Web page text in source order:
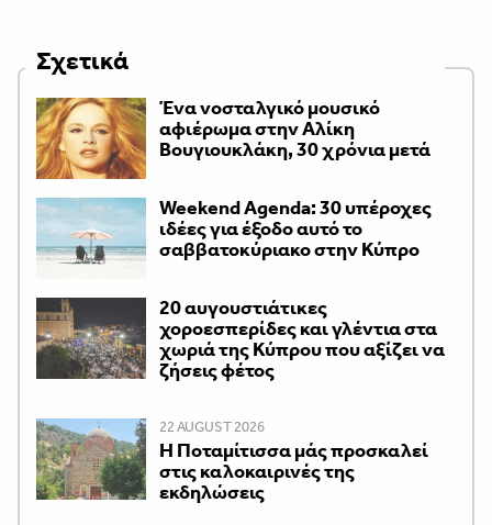
Σχετικά
Ένα νοσταλγικό μουσικό
αφιέρωμα στην Αλίκη
Βουγιουκλάκη, 30 χρόνια μετά
Weekend Agenda: 30 υπέροχες
ιδέες για έξοδο αυτό το
σαββατοκύριακο στην Κύπρο
20 αυγουστιάτικες
χοροεσπερίδες και γλέντια στα
χωριά της Κύπρου που αξίζει να
ζήσεις φέτος
22 AUGUST 2026
Η Ποταμίτισσα μάς προσκαλεί
στις καλοκαιρινές της
εκδηλώσεις